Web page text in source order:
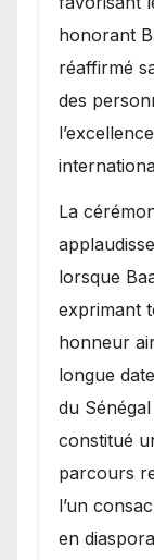
honorant
réaffirmé
des
​La
lorsque
exprimant
honneur
longue
du
constitué
parcours
l’un
en